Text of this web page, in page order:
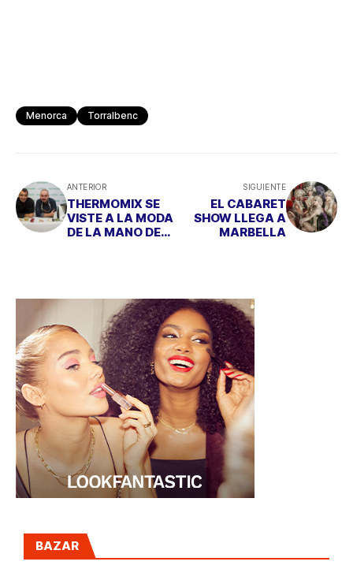
Menorca Torralbenc
ANTERIOR
THERMOMIX SE
VISTE A LA MODA
DE LA MANO DE
SIGUIENTE
EL CABARET
SHOW LLEGA A
MARBELLA
BAZAR